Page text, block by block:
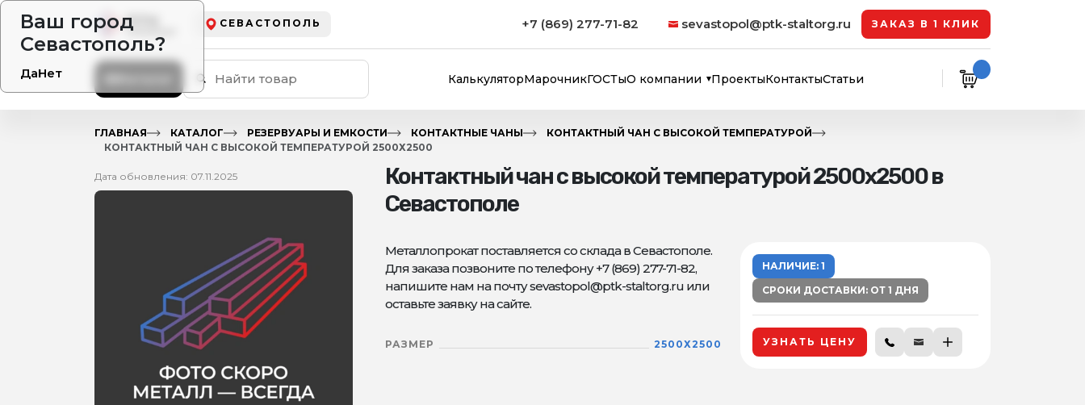
Ваш город
Севастополь?
ДаНет
СЕВАСТОПОЛЬ +7 (869) 277-71-82 sevastopol@ptk-staltorg.ru ЗАКАЗ В 1 КЛИК
КалькуляторМарочникГОСТыО компании ПроектыКонтактыСтатьи
ГЛАВНАЯ КАТАЛОГ РЕЗЕРВУАРЫ И ЕМКОСТИ КОНТАКТНЫЕ ЧАНЫ
КОНТАКТНЫЙ ЧАН С ВЫСОКОЙ ТЕМПЕРАТУРОЙ
КОНТАКТНЫЙ ЧАН С ВЫСОКОЙ ТЕМПЕРАТУРОЙ 2500Х2500
Контактный чан с высокой температурой 2500х2500 в
Севастополе
Металлопрокат поставляется со склада в Севастополе.
Для заказа позвоните по телефону +7 (869) 277-71-82,
напишите нам на почту sevastopol@ptk-staltorg.ru или
оставьте заявку на сайте.
РАЗМЕР 2500Х2500
НАЛИЧИЕ: 1
СРОКИ ДОСТАВКИ: ОТ 1 ДНЯ
УЗНАТЬ ЦЕНУ
Дата обновления: 07.11.2025